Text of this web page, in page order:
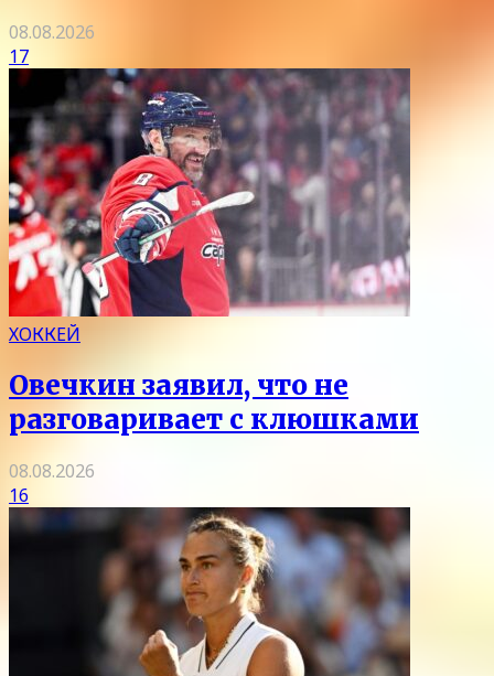
08.08.2026
17
ХОККЕЙ
Овечкин заявил, что не
разговаривает с клюшками
08.08.2026
16